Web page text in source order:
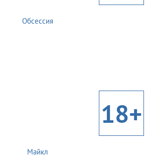
Обсессия
18+
Майкл